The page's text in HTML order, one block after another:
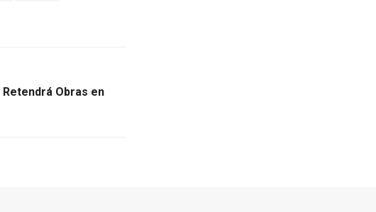
Obras en